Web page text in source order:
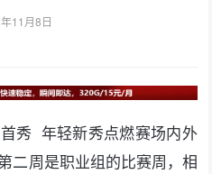
11月8日
秀 年轻新秀点燃赛场内外
二周是职业组的比赛周，相